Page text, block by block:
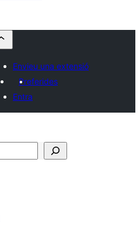
Envieu una extensió
Preferides
Entra